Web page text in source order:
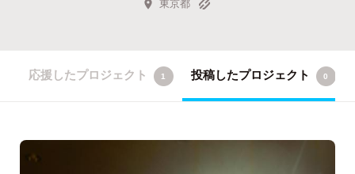
応援したプロジェクト 1 投稿したプロジェクト 0